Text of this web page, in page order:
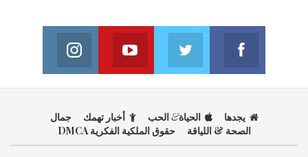
Facebook
Join us on Facebook
Twitter
Join us on Twitter
Youtube
Join us on Youtube
يجدها الحياة&الحب أخبار تهمك
جمال
الصحة & اللياقة
حقوق الملكية الفكرية DMCA